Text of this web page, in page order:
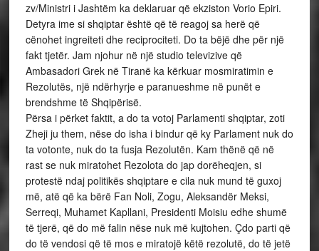
zv/Ministri i Jashtëm ka deklaruar që ekziston Vorio Epiri.
Detyra ime si shqiptar është që të reagoj sa herë që
cënohet ingreiteti dhe reciprociteti. Do ta bëjë dhe për një
fakt tjetër. Jam njohur në një studio televizive që
Ambasadori Grek në Tiranë ka kërkuar mosmiratimin e
Rezolutës, një ndërhyrje e paranueshme në punët e
brendshme të Shqipërisë.
Përsa i përket faktit, a do ta votoj Parlamenti shqiptar, zoti
Zheji ju them, nëse do isha i bindur që ky Parlament nuk do
ta votonte, nuk do ta fusja Rezolutën. Kam thënë që në
rast se nuk miratohet Rezolota do jap dorëheqjen, si
protestë ndaj politikës shqiptare e cila nuk mund të guxoj
më, atë që ka bërë Fan Noli, Zogu, Aleksandër Meksi,
Serreqi, Muhamet Kapllani, Presidenti Moisiu edhe shumë
të tjerë, që do më falin nëse nuk më kujtohen. Çdo parti që
do të vendosi që të mos e miratojë këtë rezolutë, do të jetë